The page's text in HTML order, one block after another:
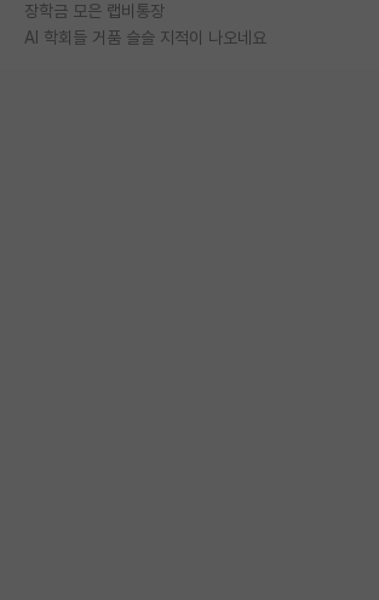
장학금 모은 랩비통장
AI 학회들 거품 슬슬 지적이 나오네요